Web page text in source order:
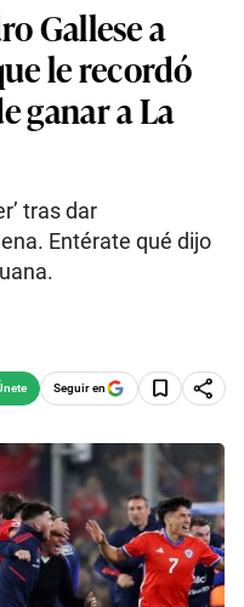
Gallese a
le recordó
ganar a La
tras dar
Entérate qué dijo
Seguir en